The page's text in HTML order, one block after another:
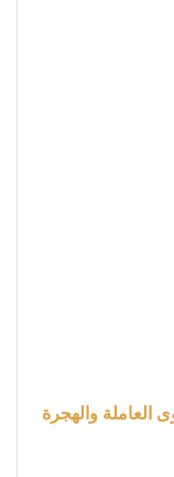
القوى العاملة والهجرة